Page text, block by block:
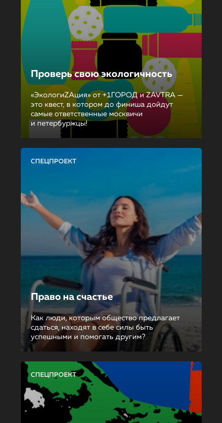
Проверь свою экологичность
«ЭкологиZAция» от +1ГОРОД и ZAVTRA —
это квест, в котором до финиша дойдут
самые ответственные москвичи
и петербуржцы!
СПЕЦПРОЕКТ
Право на счастье
Как люди, которым общество предлагает
сдаться, находят в себе силы быть
успешными и помогать другим?
СПЕЦПРОЕКТ